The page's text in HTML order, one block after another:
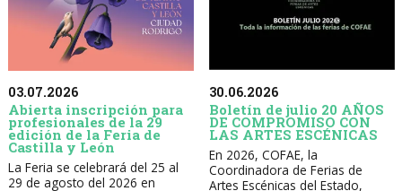
03.07.2026
Abierta inscripción para
profesionales de la 29
edición de la Feria de
Castilla y León
La Feria se celebrará del 25 al
29 de agosto del 2026 en
30.06.2026
Boletín de julio 20 AÑOS
DE COMPROMISO CON
LAS ARTES ESCÉNICAS
En 2026, COFAE, la
Coordinadora de Ferias de
Artes Escénicas del Estado,